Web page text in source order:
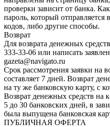
проверки зависит от банка.
пароль, который отправляется
кодов, либо другие способы.
Возврат
Для возврата денежных
333-33-06 или написать
gazeta@navigato.ru
Срок рассмотрения заявки на
составляет 7 дней. Возврат
на ту же банковскую карту, с
Возврат денежных средств на
5 до 30 банковских дней, в
была выпущена банковская
ПУБЛИЧНАЯ ОФЕРТА